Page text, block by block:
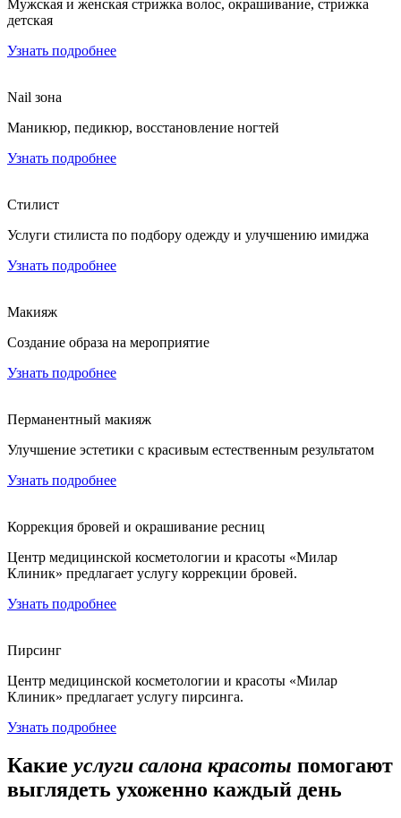
Мужская и женская стрижка волос, окрашивание, стрижка
детская
Узнать подробнее
Nail зона
Маникюр, педикюр, восстановление ногтей
Узнать подробнее
Стилист
Услуги стилиста по подбору одежду и улучшению имиджа
Узнать подробнее
Макияж
Создание образа на мероприятие
Узнать подробнее
Перманентный макияж
Улучшение эстетики с красивым естественным результатом
Узнать подробнее
Коррекция бровей и окрашивание ресниц
Центр медицинской косметологии и красоты «Милар
Клиник» предлагает услугу коррекции бровей.
Узнать подробнее
Пирсинг
Центр медицинской косметологии и красоты «Милар
Клиник» предлагает услугу пирсинга.
Узнать подробнее
Какие услуги салона красоты помогают
выглядеть ухоженно каждый день